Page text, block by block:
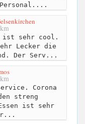
Personal....
ist sehr cool.
Lecker die
Der Serv...
Corona
streng
ist sehr